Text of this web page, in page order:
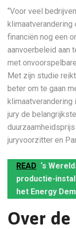
“Voor veel
financiën nog een
aanvoerbeleid aan
met
Met zijn studie
beter om te gaan
klimaatverandering
jury de
juryvoorzitter en
READ ‘s
productie-
het Energy
Over de